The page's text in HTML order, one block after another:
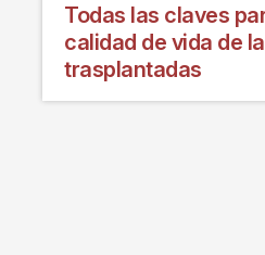
Todas las claves
calidad de vida de
trasplantadas